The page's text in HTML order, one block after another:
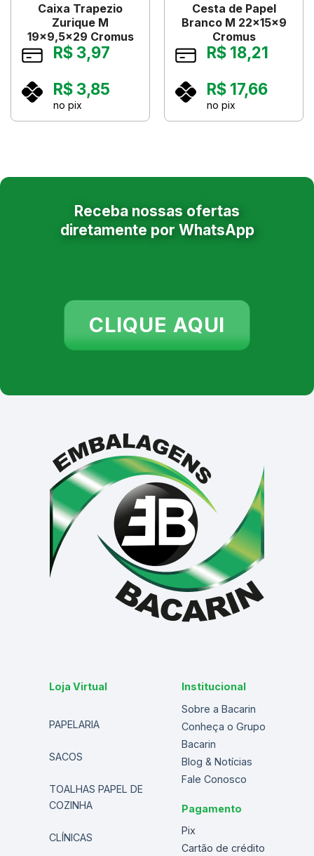
Caixa Trapezio
Zurique M
19×9,5×29 Cromus
R$3,97
R$3,85
no pix
Cesta de Papel
Branco M 22x15x9
Cromus
R$18,21
R$17,66
no pix
Receba nossas ofertas
diretamente por WhatsApp
CLIQUE AQUI
Loja Virtual
PAPELARIA
SACOS
TOALHAS PAPEL DE
COZINHA
CLÍNICAS
Institucional
Sobre a Bacarin
Conheça o Grupo
Bacarin
Blog & Notícias
Fale Conosco
Pagamento
Pix
Cartão de crédito